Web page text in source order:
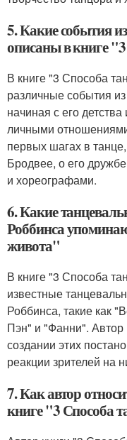
5. Какие события
описаны в книге
В книге "3 Способа
различные события
начиная с его
личными
первых шагах в
Бродвее, о его
и хореографами.
6. Какие
Роббинса
живота"
В книге "3 Способа
известные
Роббинса, такие как
Пэн" и "Фанни". Автор
создании этих
реакции зрителей на
7. Как автор
книге "3 Способа